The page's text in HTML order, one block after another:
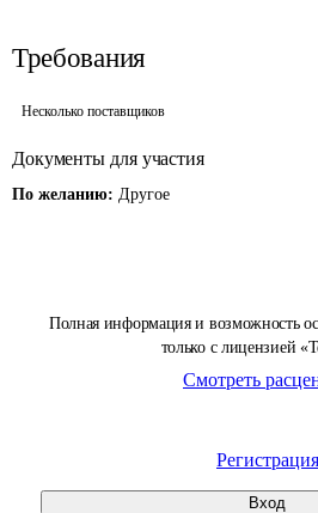
Полная информация и возможность
только с лицензией
Смотреть
Регистрация
Вход
Требования
Несколько поставщиков
Документы для участия
По желанию: Другое